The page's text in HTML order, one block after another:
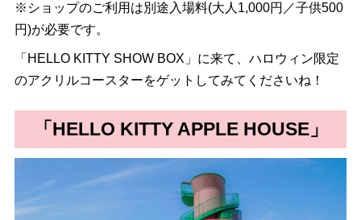
※ショップのご利用は別途入場料(大人1,000円／子供500
円)が必要です。
「HELLO KITTY SHOW BOX」に来て、ハロウィン限定
のアクリルコースターをゲットしてみてくださいね！
「HELLO KITTY APPLE HOUSE」